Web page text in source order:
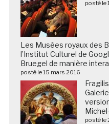
posté le
Les Musées royaux des
l’Institut Culturel de
Bruegel de manière
posté le 15 mars 2016
posté le